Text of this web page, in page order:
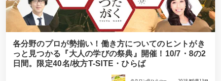
各分野のプロが勢揃い！働き方についてのヒントがき
っと見つかる『大人の学びの祭典』開催！10/7・8の2
日間。限定40名/枚方T-SITE・ひらば